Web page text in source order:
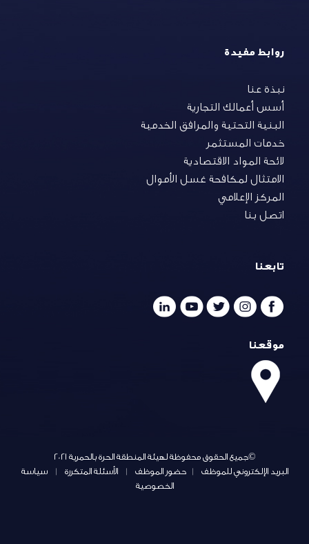
روابط مفيدة
نبذة عنا
أسس أعمالك التجارية
البنية التحتية والمرافق الخدمية
خدمات المستثمر
لائحة المواد الاقتصادية
الامتثال لمكافحة غسل الأموال
المركز الإعلامي
اتصل بنا
تابعنا
موقعنا
©جميع الحقوق محفوظة لهيئة المنطقة الحرة بالحمرية 2021
البريد الإلكتروني للموظف
|حضور الموظف |الأسئلة المتكررة |سياسة
الخصوصية